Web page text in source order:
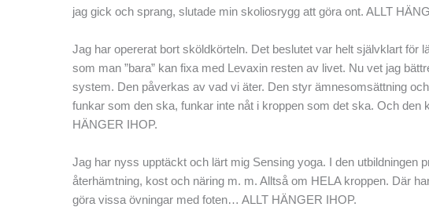
jag gick och sprang, slutade min skoliosrygg att göra ont. ALLT
Jag har opererat bort sköldkörteln. Det beslutet var helt självklart för
som man ”bara” kan fixa med Levaxin resten av livet. Nu vet jag
system. Den påverkas av vad vi äter. Den styr ämnesomsättning
funkar som den ska, funkar inte nåt i kroppen som det ska. Och den
HÄNGER IHOP.
Jag har nyss upptäckt och lärt mig Sensing yoga. I den
återhämtning, kost och näring m. m. Alltså om HELA kroppen. Där
göra vissa övningar med foten… ALLT HÄNGER IHOP.